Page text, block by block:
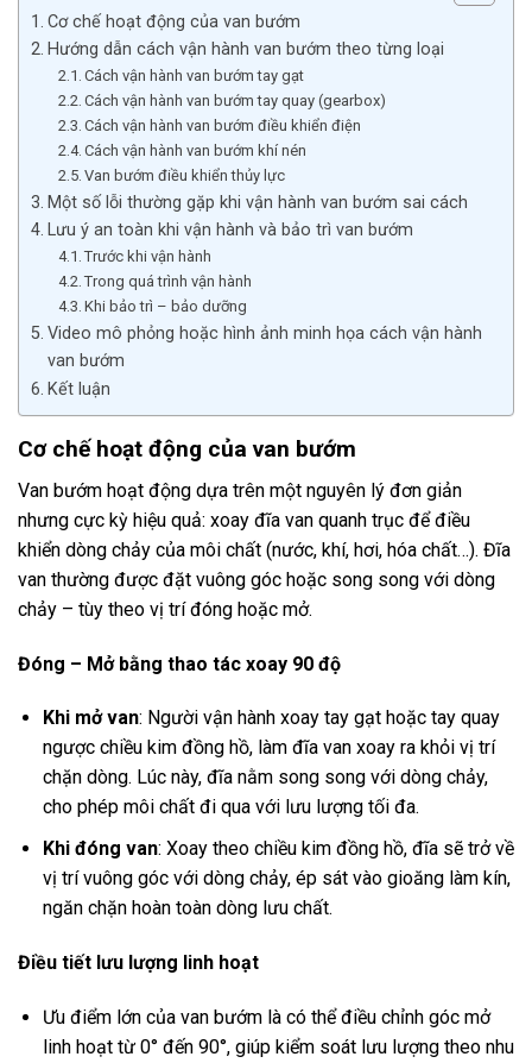
Cơ chế hoạt động của van bướm
Hướng dẫn cách vận hành van bướm theo từng loại
Cách vận hành van bướm tay gạt
Cách vận hành van bướm tay quay (gearbox)
Cách vận hành van bướm điều khiển điện
Cách vận hành van bướm khí nén
Van bướm điều khiển thủy lực
Một số lỗi thường gặp khi vận hành van bướm sai cách
Lưu ý an toàn khi vận hành và bảo trì van bướm
Trước khi vận hành
Trong quá trình vận hành
Khi bảo trì – bảo dưỡng
Video mô phỏng hoặc hình ảnh minh họa cách vận hành
van bướm
Kết luận
Cơ chế hoạt động của van bướm
Van bướm hoạt động dựa trên một nguyên lý đơn giản
nhưng cực kỳ hiệu quả: xoay đĩa van quanh trục để điều
khiển dòng chảy của môi chất (nước, khí, hơi, hóa chất…). Đĩa
van thường được đặt vuông góc hoặc song song với dòng
chảy – tùy theo vị trí đóng hoặc mở.
Đóng – Mở bằng thao tác xoay 90 độ
Khi mở van: Người vận hành xoay tay gạt hoặc tay quay
ngược chiều kim đồng hồ, làm đĩa van xoay ra khỏi vị trí
chặn dòng. Lúc này, đĩa nằm song song với dòng chảy,
cho phép môi chất đi qua với lưu lượng tối đa.
Khi đóng van: Xoay theo chiều kim đồng hồ, đĩa sẽ trở về
vị trí vuông góc với dòng chảy, ép sát vào gioăng làm kín,
ngăn chặn hoàn toàn dòng lưu chất.
Điều tiết lưu lượng linh hoạt
Ưu điểm lớn của van bướm là có thể điều chỉnh góc mở
linh hoạt từ 0° đến 90°, giúp kiểm soát lưu lượng theo nhu